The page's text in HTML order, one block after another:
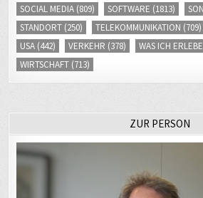
STANDORT(250) TELEKOMMUNIKATION (709)
USA(442) VERKEHR(378) WAS ICH ERLEBE
WIRTSCHAFT(713)